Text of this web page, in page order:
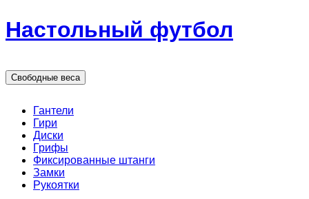
Настольный футбол
Свободные веса
Гантели
Гири
Диски
Грифы
Фиксированные штанги
Замки
Рукоятки